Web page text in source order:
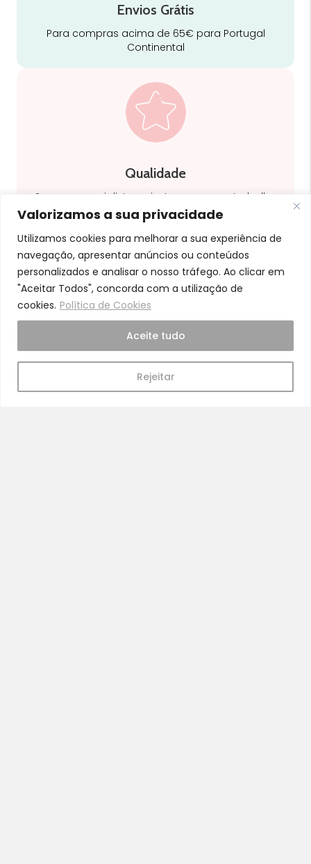
Valorizamos a sua privacidade
Utilizamos cookies para melhorar a sua experiência de
navegação, apresentar anúncios ou conteúdos
personalizados e analisar o nosso tráfego. Ao clicar em
"Aceitar Todos", concorda com a utilização de
cookies. Política de Cookies
Rejeitar
Aceite tudo
Envios Grátis
Para compras acima de 65€ para Portugal
Continental
Qualidade
Somos especialistas e justos no nosso trabalho
Cuidado
para a mamã e o bebé